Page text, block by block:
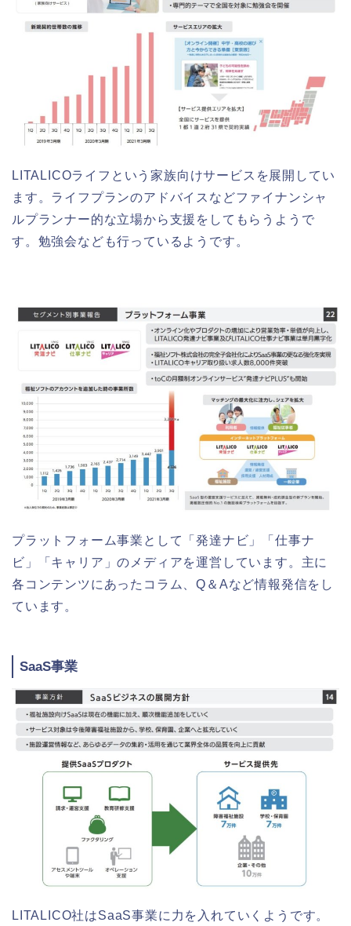
LITALICOライフという家族向けサービスを展開してい
ます。ライフプランのアドバイスなどファイナンシャ
ルプランナー的な立場から支援をしてもらうようで
す。勉強会なども行っているようです。
プラットフォーム事業として「発達ナビ」「仕事ナ
ビ」「キャリア」のメディアを運営しています。主に
各コンテンツにあったコラム、Q＆Aなど情報発信をし
ています。
SaaS事業
LITALICO社はSaaS事業に力を入れていくようです。